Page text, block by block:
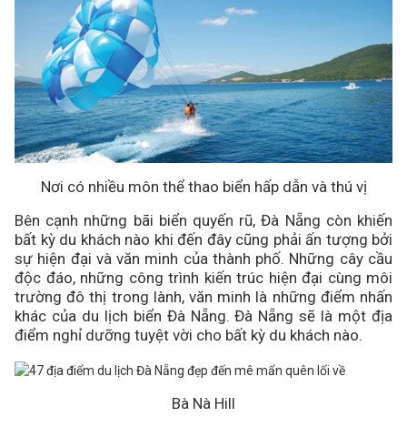
Nơi có nhiều môn thể thao biển hấp dẫn và thú vị
Bên cạnh những bãi biển quyến rũ, Đà Nẵng còn khiến
bất kỳ du khách nào khi đến đây cũng phải ấn tượng bởi
sự hiện đại và văn minh của thành phố. Những cây cầu
độc đáo, những công trình kiến trúc hiện đại cùng môi
trường đô thị trong lành, văn minh là những điểm nhấn
khác của du lịch biển Đà Nẵng. Đà Nẵng sẽ là một địa
điểm nghỉ dưỡng tuyệt vời cho bất kỳ du khách nào.
Bà Nà Hill